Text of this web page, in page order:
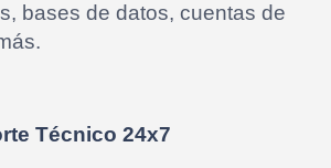
bases de datos, cuentas de
Técnico 24x7